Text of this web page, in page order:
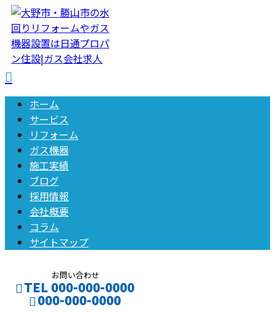
ホーム
サービス
リフォーム
ガス機器
施工実績
ブログ
採用情報
会社概要
コラム
サイトマップ
お問い合わせ
TEL 000-000-0000
000-000-0000